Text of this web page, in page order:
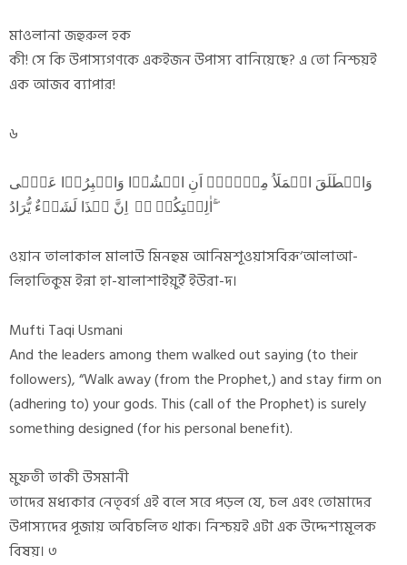
মাওলানা জহুরুল হক
কী! সে কি উপাস্যগণকে একইজন উপাস্য বানিয়েছে? এ তো নিশ্চয়ই
এক আজব ব্যাপার!
৬
وَانۡطَلَقَ الۡمَلَاُ مِنۡہُمۡ اَنِ امۡشُوۡا وَاصۡبِرُوۡا عَلٰۤی
اٰلِہَتِکُمۡ ۚۖ اِنَّ ہٰذَا لَشَیۡءٌ یُّرَادُ ۖۚ
ওয়ান তালাকাল মালাউ মিনহুম আনিমশূওয়াসবিরূ‘আলাআ-
লিহাতিকুম ইন্না হা-যালাশাইয়ুইঁ ইউরা-দ।
Mufti Taqi Usmani
And the leaders among them walked out saying (to their
followers), “Walk away (from the Prophet,) and stay firm on
(adhering to) your gods. This (call of the Prophet) is surely
something designed (for his personal benefit).
মুফতী তাকী উসমানী
তাদের মধ্যকার নেতৃবর্গ এই বলে সরে পড়ল যে, চল এবং তোমাদের
উপাস্যদের পূজায় অবিচলিত থাক। নিশ্চয়ই এটা এক উদ্দেশ্যমূলক
বিষয়। ৩